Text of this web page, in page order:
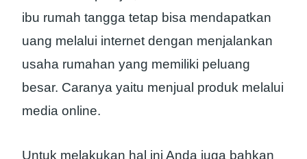
ibu rumah tangga tetap bisa mendapatkan
uang melalui internet dengan menjalankan
usaha rumahan yang memiliki peluang
besar. Caranya yaitu menjual produk melalui
media online.
Untuk melakukan hal ini Anda juga bahkan